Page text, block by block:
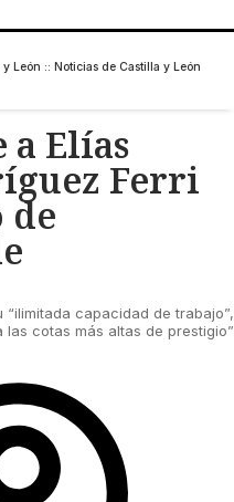
a Elías
Ferri
de
capacidad de trabajo”,
las cotas más altas de prestigio”